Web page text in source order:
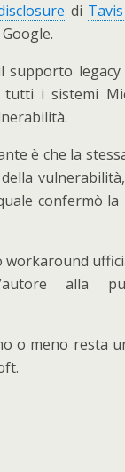
di
supporto
tutti i sistemi
è che la
confermò
workaround
alla
o meno resta